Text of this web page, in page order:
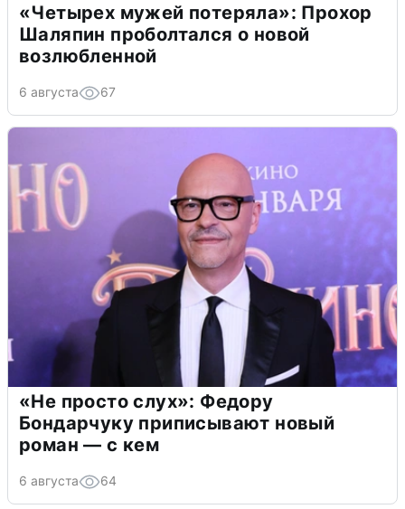
«Четырех мужей потеряла»: Прохор
Шаляпин проболтался о новой
возлюбленной
6 августа 67
«Не просто слух»: Федору
Бондарчуку приписывают новый
роман — с кем
6 августа 64